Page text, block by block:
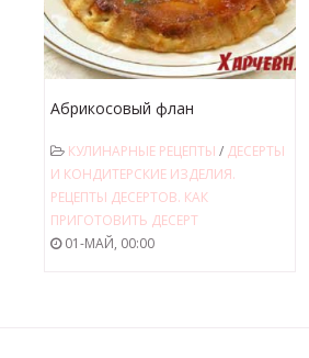
Абрикосовый флан
КУЛИНАРНЫЕ РЕЦЕПТЫ / ДЕСЕРТЫ
И КОНДИТЕРСКИЕ ИЗДЕЛИЯ.
РЕЦЕПТЫ ДЕСЕРТОВ. КАК
ПРИГОТОВИТЬ ДЕСЕРТ
01-МАЙ, 00:00